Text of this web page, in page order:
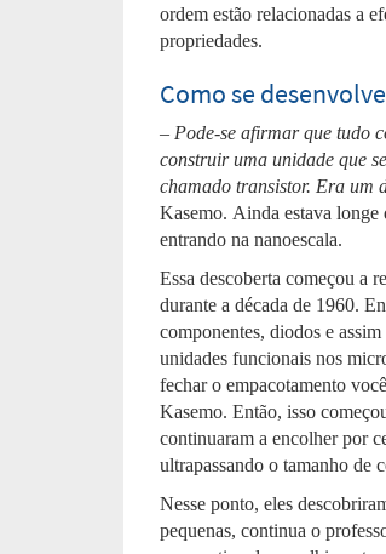
ordem estão relacionadas a
propriedades.
Como se
– Pode-se afirmar que tudo
construir uma unidade que
chamado transistor. Era um
Kasemo. Ainda estava longe
entrando na nanoescala.
Essa descoberta começou a
durante a década de 1960.
componentes, diodos e
unidades funcionais nos
fechar o empacotamento
Kasemo. Então, isso
continuaram a encolher por
ultrapassando o tamanho de
Nesse ponto, eles
pequenas, continua o